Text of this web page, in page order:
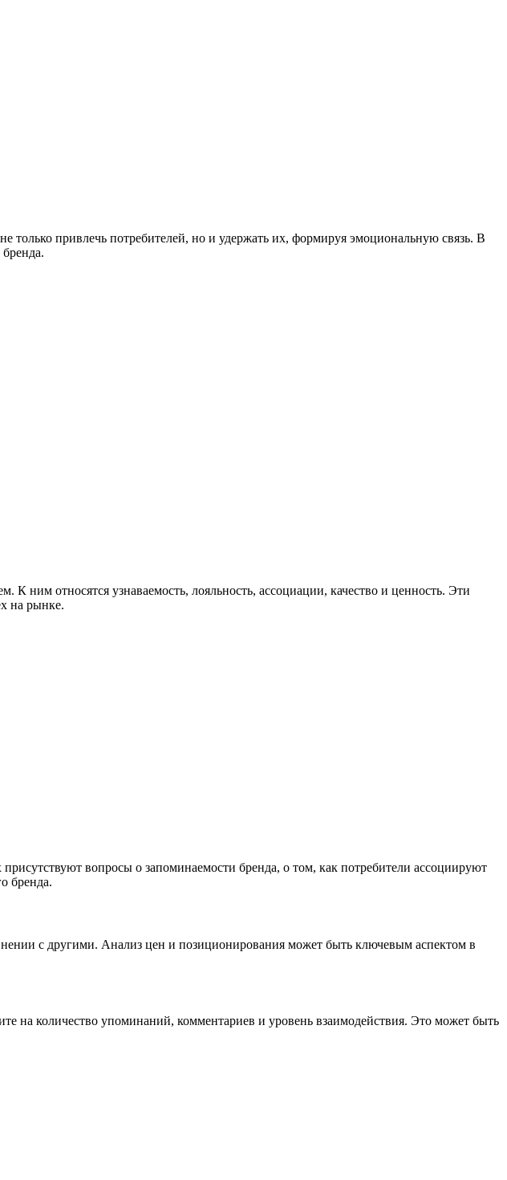
только привлечь потребителей, но и удержать их, формируя эмоциональную связь. В
ним относятся узнаваемость, лояльность, ассоциации, качество и ценность. Эти
на рынке.
вопросы о запоминаемости бренда, о том, как потребители ассоциируют
бренда.
с другими. Анализ цен и позиционирования может быть ключевым аспектом в
на количество упоминаний, комментариев и уровень взаимодействия. Это может быть